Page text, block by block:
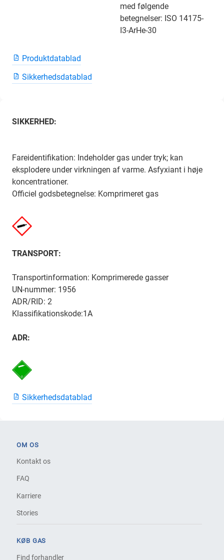
med følgende
betegnelser: ISO 14175-
I3-ArHe-30
Produktdatablad
Sikkerhedsdatablad
SIKKERHED:
Fareidentifikation: Indeholder gas under tryk; kan
eksplodere under virkningen af ​​varme. Asfyxiant i høje
koncentrationer.
Officiel godsbetegnelse: Komprimeret gas
TRANSPORT:
Transportinformation: Komprimerede gasser
UN-nummer: 1956
ADR/RID: 2
Klassifikationskode:1A
ADR:
Sikkerhedsdatablad
OM OS
Kontakt os
FAQ
Karriere
Stories
KØB GAS
Find forhandler